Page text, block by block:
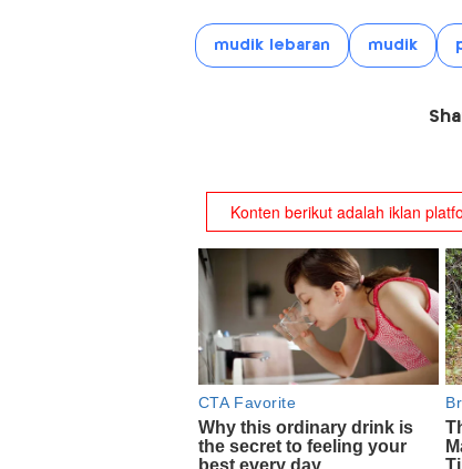
mudik lebaran mudik